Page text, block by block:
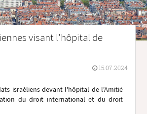
visant l'hôpital de
15.07.2024
israéliens devant l'hôpital de l'Amitié
du droit international et du droit